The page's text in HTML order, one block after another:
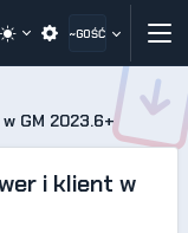
~GOŚĆ
GM 2023.6+
i klient w